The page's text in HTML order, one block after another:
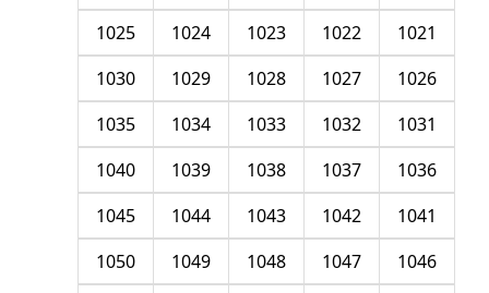
1021
1022
1023
1024
1025
1026
1027
1028
1029
1030
1031
1032
1033
1034
1035
1036
1037
1038
1039
1040
1041
1042
1043
1044
1045
1046
1047
1048
1049
1050